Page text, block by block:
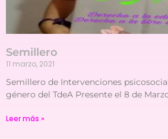
Semillero
11 marzo, 2021
Semillero de Intervenciones
género del TdeA Presente el 8 de
Leer más »